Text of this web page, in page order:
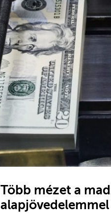
Több mézet a
alapjövedelemmel